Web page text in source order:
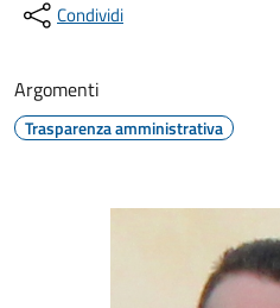
Condividi
Argomenti
Trasparenza amministrativa